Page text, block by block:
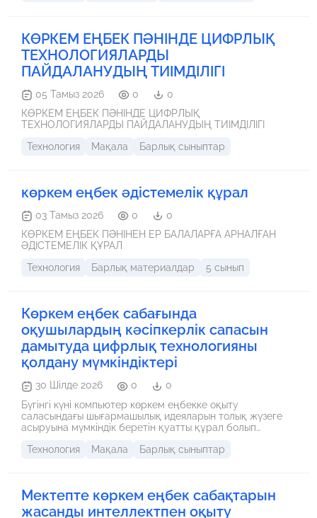
КӨРКЕМ ЕҢБЕК ПӘНІНДЕ ЦИФРЛЫҚ
ТЕХНОЛОГИЯЛАРДЫ
ПАЙДАЛАНУДЫҢ ТИІМДІЛІГІ
05 Тамыз 2026 0
0
КӨРКЕМ ЕҢБЕК ПӘНІНДЕ ЦИФРЛЫҚ
ТЕХНОЛОГИЯЛАРДЫ ПАЙДАЛАНУДЫҢ ТИІМДІЛІГІ
Технология
Мақала Барлық сыныптар
көркем еңбек әдістемелік құрал
03 Тамыз 2026 0
0
КӨРКЕМ ЕҢБЕК ПӘНІНЕН ЕР БАЛАЛАРҒА АРНАЛҒАН
ӘДІСТЕМЕЛІК ҚҰРАЛ
Технология
Барлық материалдар 5 сынып
Көркем еңбек сабағында
оқушылардың кәсіпкерлік сапасын
дамытуда цифрлық технологияны
қолдану мүмкіндіктері
30 Шілде 2026 0
0
Бүгінгі күні компьютер көркем еңбекке оқыту
саласындағы шығармашылық идеяларын толық жүзеге
асыруына мүмкіндік беретін қуатты құрал болып
технологияны қолдану еңбек нарығының сұранысымен
дизайнерлері көркем және техникалық эскиздерді
дайындауда әртүрлі бағдарламалық қамтамасыз етуді
Технология Мақала Барлық сыныптар
Мектепте көркем еңбек сабақтарын
жасанды интеллектпен оқыту